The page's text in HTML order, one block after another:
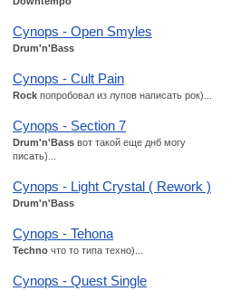
Cynops - Open Smyles
Drum'n'Bass
Cynops - Cult Pain
Rock попробовал из лупов написать рок)...
Cynops - Section 7
Drum'n'Bass вот такой еще днб могу
писать)...
Cynops - Light Crystal ( Rework )
Drum'n'Bass
Cynops - Tehona
Techno что то типа техно)...
Cynops - Quest Single